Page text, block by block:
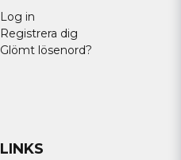
Log in
Registrera dig
Glömt lösenord?
LINKS